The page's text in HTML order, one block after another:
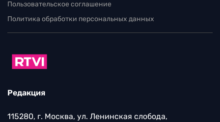
Пользовательское соглашение
Политика обработки персональных данных
Редакция
115280, г. Москва, ул. Ленинская слобода,